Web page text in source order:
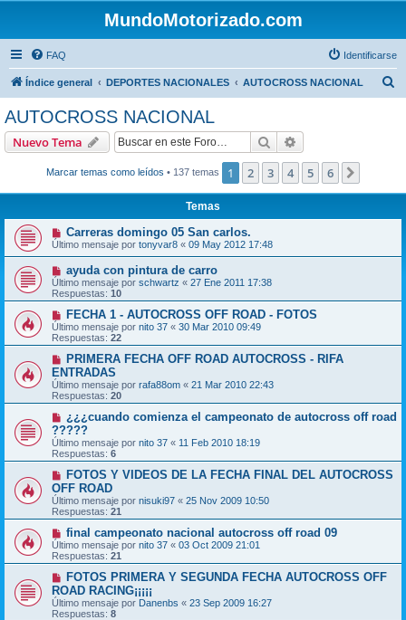
MundoMotorizado.com
FAQ Identificarse
Índice general DEPORTES NACIONALES AUTOCROSS NACIONAL
AUTOCROSS NACIONAL
Nuevo Tema Buscar
Marcar temas como leídos • 137 temas 1 2 3 4 5 6
Temas
Carreras domingo 05 San carlos.
Último mensaje por tonyvar8 « 09 May 2012 17:48
ayuda con pintura de carro
Último mensaje por schwartz « 27 Ene 2011 17:38
Respuestas: 10
FECHA 1 - AUTOCROSS OFF ROAD - FOTOS
Último mensaje por nito 37 « 30 Mar 2010 09:49
Respuestas: 22
PRIMERA FECHA OFF ROAD AUTOCROSS - RIFA
ENTRADAS
Último mensaje por rafa88om « 21 Mar 2010 22:43
Respuestas: 20
¿¿¿cuando comienza el campeonato de autocross off road
?????
Último mensaje por nito 37 « 11 Feb 2010 18:19
Respuestas: 6
FOTOS Y VIDEOS DE LA FECHA FINAL DEL AUTOCROSS
OFF ROAD
Último mensaje por nisuki97 « 25 Nov 2009 10:50
Respuestas: 21
final campeonato nacional autocross off road 09
Último mensaje por nito 37 « 03 Oct 2009 21:01
Respuestas: 21
FOTOS PRIMERA Y SEGUNDA FECHA AUTOCROSS OFF
ROAD RACING¡¡¡¡¡
Último mensaje por Danenbs « 23 Sep 2009 16:27
Respuestas: 8